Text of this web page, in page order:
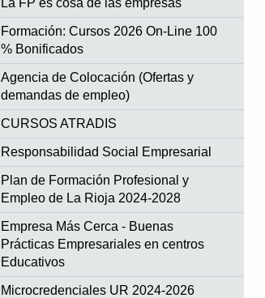
Formación: Cursos 2026 On-Line 100
% Bonificados
Agencia de Colocación (Ofertas y
demandas de empleo)
CURSOS ATRADIS
Responsabilidad Social Empresarial
Plan de Formación Profesional y
Empleo de La Rioja 2024-2028
Empresa Más Cerca - Buenas
Prácticas Empresariales en centros
Educativos
Microcredenciales UR 2024-2026